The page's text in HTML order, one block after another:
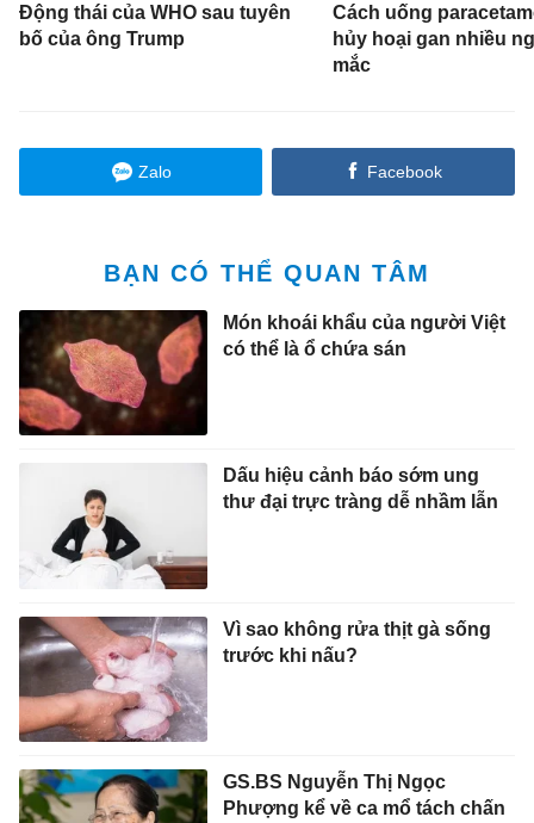
Động thái của WHO sau tuyên
bố của ông Trump
Cách uống
hủy hoại gan nhiều
mắc
Zalo Facebook
BẠN CÓ THỂ QUAN TÂM
Món khoái khẩu của người Việt
có thể là ổ chứa sán
Dấu hiệu cảnh báo sớm ung
thư đại trực tràng dễ nhầm lẫn
Vì sao không rửa thịt gà sống
trước khi nấu?
GS.BS Nguyễn Thị Ngọc
Phượng kể về ca mổ tách chấn